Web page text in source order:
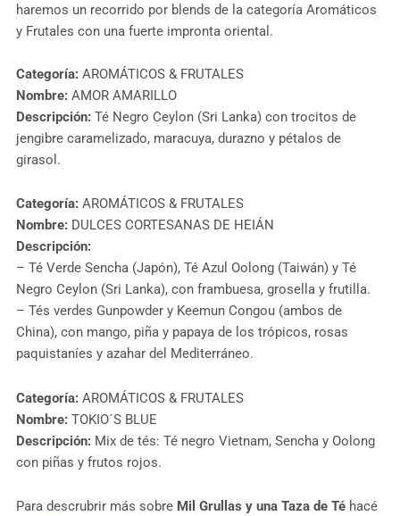
haremos un recorrido por blends de la categoría Aromáticos
y Frutales con una fuerte impronta oriental.
Categoría: AROMÁTICOS & FRUTALES
Nombre: AMOR AMARILLO
Descripción: Té Negro Ceylon (Sri Lanka) con trocitos de
jengibre caramelizado, maracuya, durazno y pétalos de
girasol.
Categoría: AROMÁTICOS & FRUTALES
Nombre: DULCES CORTESANAS DE HEIÁN
Descripción:
– Té Verde Sencha (Japón), Té Azul Oolong (Taiwán) y Té
Negro Ceylon (Sri Lanka), con frambuesa, grosella y frutilla.
– Tés verdes Gunpowder y Keemun Congou (ambos de
China), con mango, piña y papaya de los trópicos, rosas
paquistaníes y azahar del Mediterráneo.
Categoría: AROMÁTICOS & FRUTALES
Nombre: TOKIO´S BLUE
Descripción: Mix de tés: Té negro Vietnam, Sencha y Oolong
con piñas y frutos rojos.
Para descrubrir más sobre Mil Grullas y una Taza de Té hacé